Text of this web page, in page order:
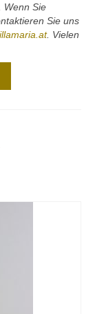
Wenn Sie
Sie uns
. Vielen